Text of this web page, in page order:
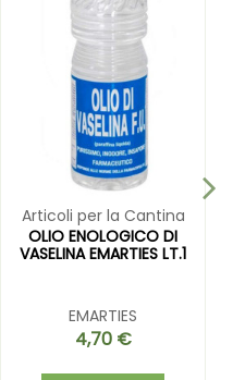
Articoli per la Cantina
OLIO ENOLOGICO DI
VASELINA EMARTIES LT.1
EMARTIES
4,70 €